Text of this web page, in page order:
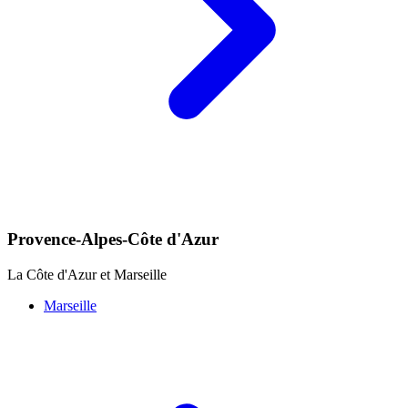
Provence-Alpes-Côte d'Azur
La Côte d'Azur et Marseille
Marseille